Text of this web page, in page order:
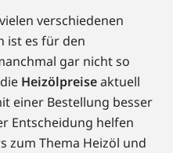
verschiedenen
ist es für den
gar nicht so
Heizölpreiseaktuell
einer Bestellung besser
Entscheidung helfen
zum Thema Heizöl und